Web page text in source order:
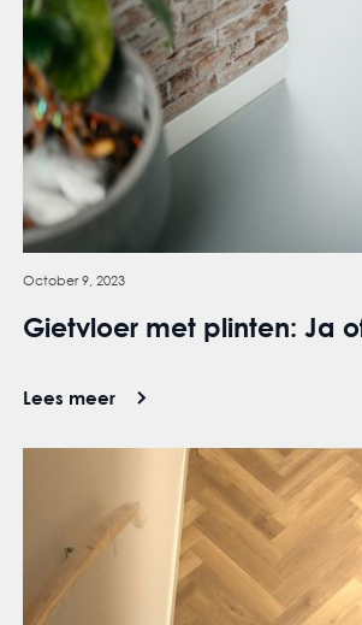
October 9, 2023
Gietvloer met plinten: Ja
Lees meer